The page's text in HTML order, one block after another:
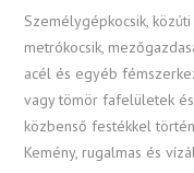
Személygépkocsik,
metrókocsik,
acél és egyéb
vagy tömör fafelületek és
közbenső festékkel
Kemény, rugalmas és